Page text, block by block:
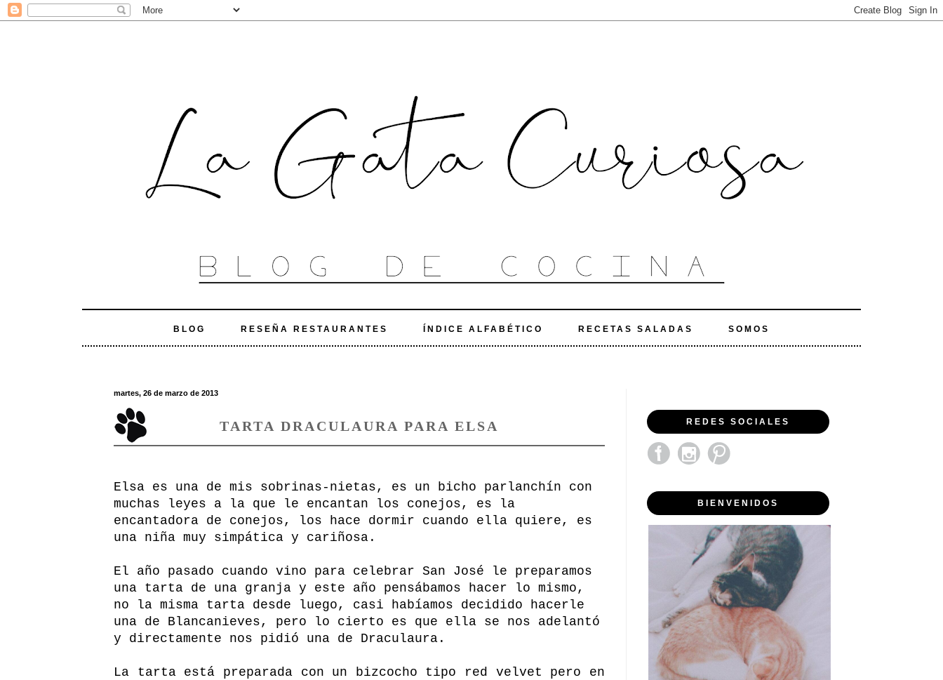
BLOG RESEÑA RESTAURANTES ÍNDICE ALFABÉTICO RECETAS SALADAS SOMOS
martes, 26 de marzo de 2013
TARTA DRACULAURA PARA ELSA
Elsa es una de mis sobrinas-nietas, es un bicho parlanchín con
muchas leyes a la que le encantan los conejos, es la
encantadora de conejos, los hace dormir cuando ella quiere, es
una niña muy simpática y cariñosa.
El año pasado cuando vino para celebrar San José le preparamos
una tarta de una granja y este año pensábamos hacer lo mismo,
no la misma tarta desde luego, casi habíamos decidido hacerle
una de Blancanieves, pero lo cierto es que ella se nos adelantó
y directamente nos pidió una de Draculaura.
La tarta está preparada con un bizcocho tipo red velvet pero en
REDES SOCIALES
BIENVENIDOS